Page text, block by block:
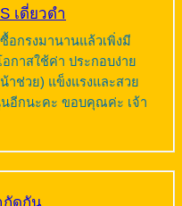
เดี่ยวดำ
ซื้อกรงมานานแล้วเพิ่งมี
อกาสใช้ค่า ประกอบง่าย
าช่วย) แข็งแรงและสวย
อีกนะคะ ขอบคุณค่ะ เจ้า